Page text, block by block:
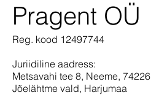
Pragent OÜ
Reg. kood 12497744
Juriidiline aadress:
Metsavahi tee 8, Neeme, 74226
Jõelähtme vald, Harjumaa